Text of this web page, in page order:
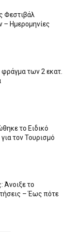
Φεστιβάλ
– Ημερομηνίες
φράγμα των 2 εκατ.
το Ειδικό
τον Τουρισμό
Άνοιξε το
– Έως πότε